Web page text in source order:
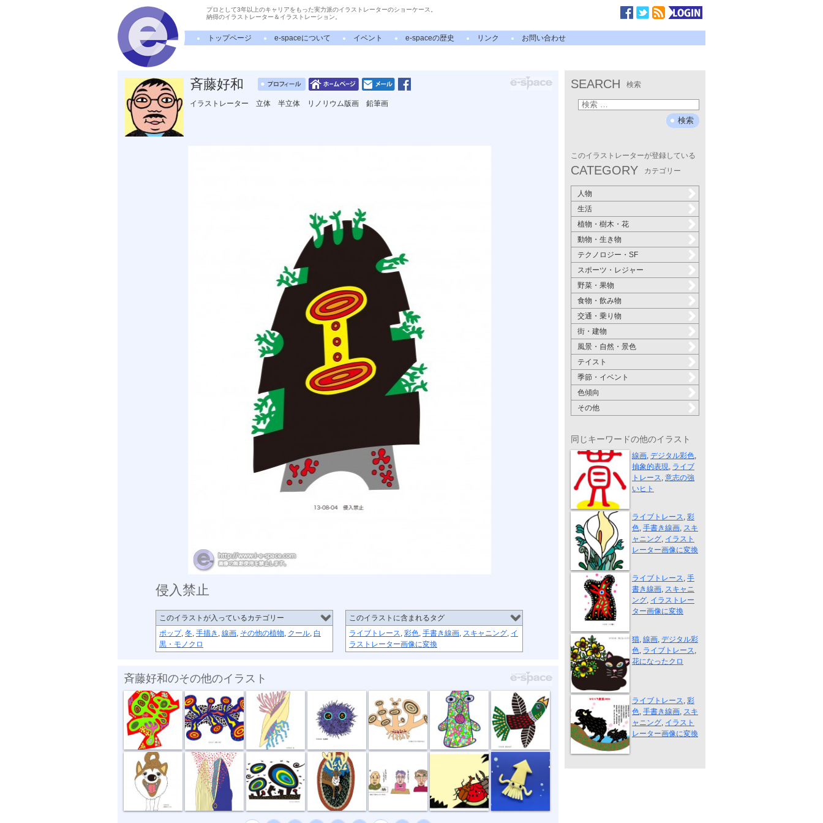
プロとして3年以上のキャリアをもった実力派のイラストレーターのショーケース。
納得のイラストレーター＆イラストレーション。
トップページ e-spaceについて イベント e-spaceの歴史 リンク お問い合わせ
斉藤好和
イラストレーター 立体 半立体 リノリウム版画 鉛筆画
侵入禁止
このイラストが入っているカテゴリー
ポップ, 冬, 手描き , 線画, その他の植物, クール, 白
黒・モノクロ
このイラストに含まれるタグ
ライブトレース, 彩色, 手書き線画, スキャニング, イ
ラストレーター画像に変換
斉藤好和のその他のイラスト
めぐる想い 放電１秒前 貝 星をめざす
お散歩行こうよ 食事風景 ク... 風が強い夜 困りましたね 好物 イカがなものか
SEARCH 検索
このイラストレーターが登録している
CATEGORY カテゴリー
人物
生活
植物・樹木・花
動物・生き物
テクノロジー・SF
スポーツ・レジャー
野菜・果物
食物・飲み物
交通・乗り物
街・建物
風景・自然・景色
テイスト
季節・イベント
色傾向
その他
同じキーワードの他のイラスト
意志の強いヒト
線画, デジタル彩色,
抽象的表現, ライブ
トレース, 意志の強
いヒト
華(はな)
ライブトレース, 彩
色, 手書き線画, スキ
ャニング, イラスト
レーター画像に変換
鳥の願い
ライブトレース, 手
書き線画, スキャニ
ング, イラストレー
ター画像に変換
花になったクロ
猫, 線画, デジタル彩
色, ライブトレース,
花になったクロ
カピバラ温泉
ライブトレース, 彩
色, 手書き線画, スキ
ャニング, イラスト
レーター画像に変換